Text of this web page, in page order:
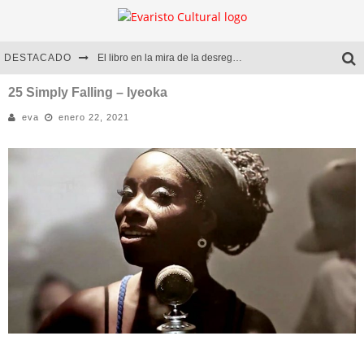
DESTACADO El libro en la mira de la desregulación
Marcelo Rubio | El llovedor
Diego Meret | Hotel Acapulco
Alejandra Correa | La nieve
25 Simply Falling – Iyeoka
eva enero 22, 2021